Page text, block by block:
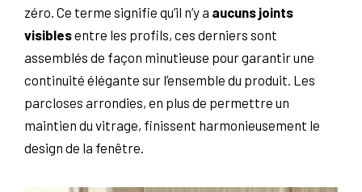
zéro. Ce terme signifie qu’il n’y a aucuns joints
visiblesentre les profils, ces derniers sont
assemblés de façon minutieuse pour garantir une
continuité élégante sur l’ensemble du produit. Les
parcloses arrondies, en plus de permettre un
maintien du vitrage, finissent harmonieusement le
design de la fenêtre.